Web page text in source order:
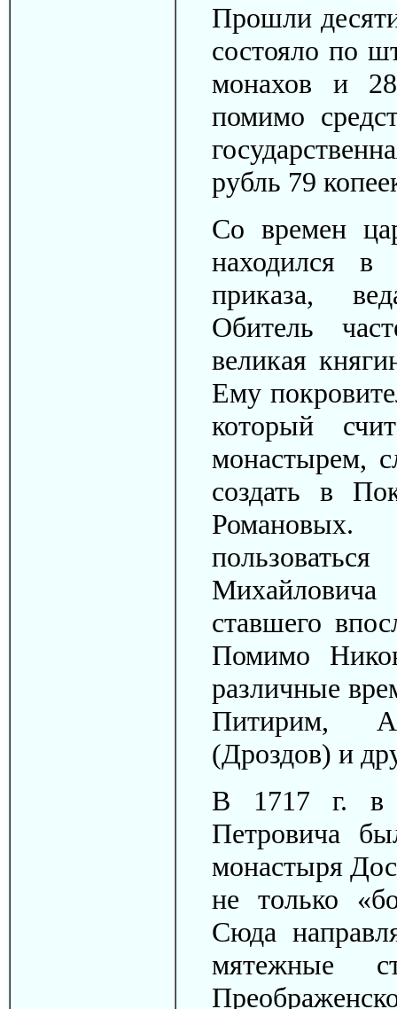
Прошли
состояло по
монахов и
помимо
рубль 79
Со времен
находился в
приказа,
Обитель
великая
Ему
который
монастырем,
создать в
ставшего
Помимо
различные
Питирим,
(Дроздов) и
В 1717 г. в
Петровича
монастыря
не только
Сюда
мятежные